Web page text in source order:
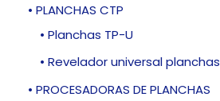
• PLANCHAS CTP
• Planchas TP-U
• Revelador universal planchas
• PROCESADORAS DE PLANCHAS